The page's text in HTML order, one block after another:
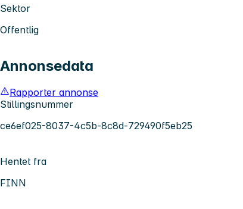
Sektor
Offentlig
Annonsedata
Rapporter annonse
Stillingsnummer
ce6ef025-8037-4c5b-8c8d-729490f5eb25
Hentet fra
FINN